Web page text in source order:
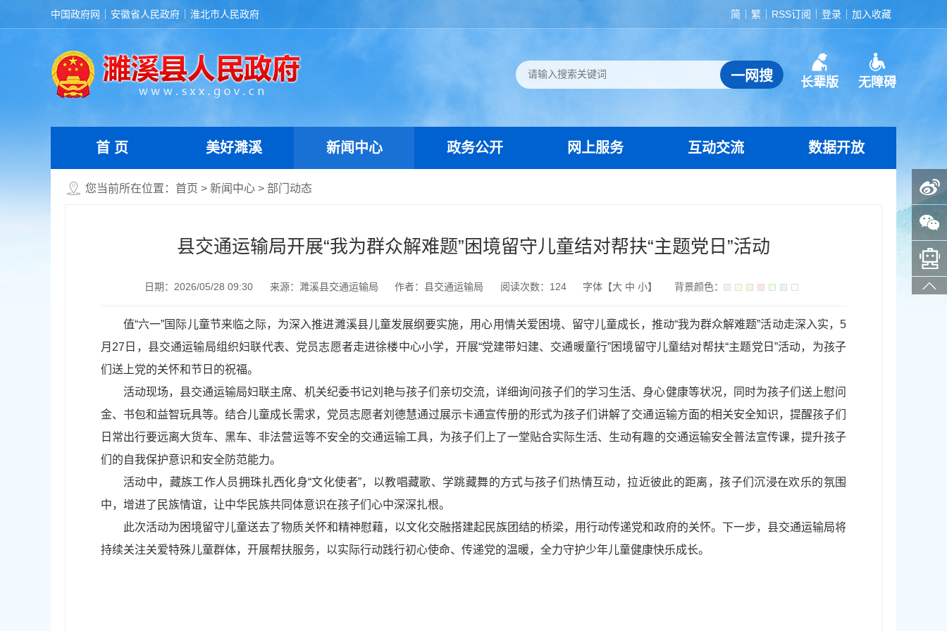
中国政府网 安徽省人民政府 淮北市人民政府 简 繁 RSS订阅 登录 加入收藏
长辈版 无障碍
首 页 美好濉溪 新闻中心 政务公开 网上服务 互动交流 数据开放
您当前所在位置： 首页 > 新闻中心 > 部门动态
县交通运输局开展“我为群众解难题”困境留守儿童结对帮扶“主题党日”活动
日期：2026/05/28 09:30 来源：濉溪县交通运输局 作者：县交通运输局 阅读次数： 124 字体【大 中 小】 背景颜色：
值“六一”国际儿童节来临之际，为深入推进濉溪县儿童发展纲要实施，用心用情关爱困境、留守儿童成长，推动“我为群众解难题”活动走深入实，5
月27日，县交通运输局组织妇联代表、党员志愿者走进徐楼中心小学，开展“党建带妇建、交通暖童行”困境留守儿童结对帮扶“主题党日”活动，为孩子
们送上党的关怀和节日的祝福。
活动现场，县交通运输局妇联主席、机关纪委书记刘艳与孩子们亲切交流，详细询问孩子们的学习生活、身心健康等状况，同时为孩子们送上慰问
金、书包和益智玩具等。结合儿童成长需求，党员志愿者刘德慧通过展示卡通宣传册的形式为孩子们讲解了交通运输方面的相关安全知识，提醒孩子们
日常出行要远离大货车、黑车、非法营运等不安全的交通运输工具，为孩子们上了一堂贴合实际生活、生动有趣的交通运输安全普法宣传课，提升孩子
们的自我保护意识和安全防范能力。
活动中，藏族工作人员拥珠扎西化身“文化使者”，以教唱藏歌、学跳藏舞的方式与孩子们热情互动，拉近彼此的距离，孩子们沉浸在欢乐的氛围
中，增进了民族情谊，让中华民族共同体意识在孩子们心中深深扎根。
此次活动为困境留守儿童送去了物质关怀和精神慰藉，以文化交融搭建起民族团结的桥梁，用行动传递党和政府的关怀。下一步，县交通运输局将
持续关注关爱特殊儿童群体，开展帮扶服务，以实际行动践行初心使命、传递党的温暖，全力守护少年儿童健康快乐成长。
智能问答助手